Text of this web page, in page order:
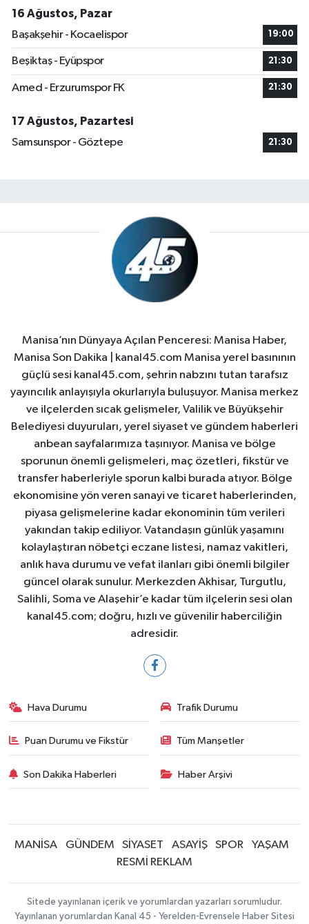
16 Ağustos, Pazar
Başakşehir - Kocaelispor
19:00
Beşiktaş - Eyüpspor 21:30
Amed - Erzurumspor FK 21:30
17 Ağustos, Pazartesi
Samsunspor - Göztepe
21:30
Manisa’nın Dünyaya Açılan Penceresi: Manisa Haber,
Manisa Son Dakika | kanal45.com Manisa yerel basınının
güçlü sesi kanal45.com, şehrin nabzını tutan tarafsız
yayıncılık anlayışıyla okurlarıyla buluşuyor. Manisa merkez
ve ilçelerden sıcak gelişmeler, Valilik ve Büyükşehir
Belediyesi duyuruları, yerel siyaset ve gündem haberleri
anbean sayfalarımıza taşınıyor. Manisa ve bölge
sporunun önemli gelişmeleri, maç özetleri, fikstür ve
transfer haberleriyle sporun kalbi burada atıyor. Bölge
ekonomisine yön veren sanayi ve ticaret haberlerinden,
piyasa gelişmelerine kadar ekonominin tüm verileri
yakından takip ediliyor. Vatandaşın günlük yaşamını
kolaylaştıran nöbetçi eczane listesi, namaz vakitleri,
anlık hava durumu ve vefat ilanları gibi önemli bilgiler
güncel olarak sunulur. Merkezden Akhisar, Turgutlu,
Salihli, Soma ve Alaşehir’e kadar tüm ilçelerin sesi olan
kanal45.com; doğru, hızlı ve güvenilir haberciliğin
adresidir.
Hava Durumu Trafik Durumu
Puan Durumu ve Fikstür Tüm Manşetler
Son Dakika Haberleri Haber Arşivi
MANİSA GÜNDEM SİYASET ASAYİŞ SPOR
YAŞAM
RESMİ REKLAM
Sitede yayınlanan içerik ve yorumlardan yazarları sorumludur.
Yayınlanan yorumlardan Kanal 45 - Yerelden-Evrensele Haber Sitesi